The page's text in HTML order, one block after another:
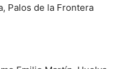
Palos de la Frontera